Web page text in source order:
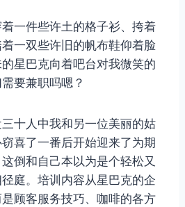
一件些许土的格子衫、挎着
一双些许旧的帆布鞋仰着脸
星巴克向着吧台对我微笑的
要兼职吗嗯？
十人中我和另一位美丽的姑
喜了一番后开始迎来了为期
倒和自己本以为是个轻松又
庭。培训内容从星巴克的企
顾客服务技巧、咖啡的各方